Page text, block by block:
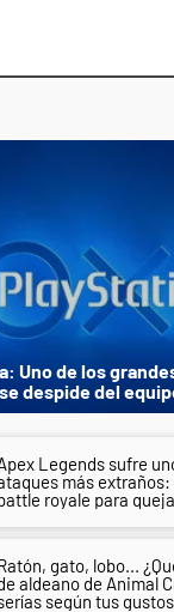
Uno de los
despide del
Legends sufre
más
royale para
gato, lobo...
aldeano de Animal
según tus